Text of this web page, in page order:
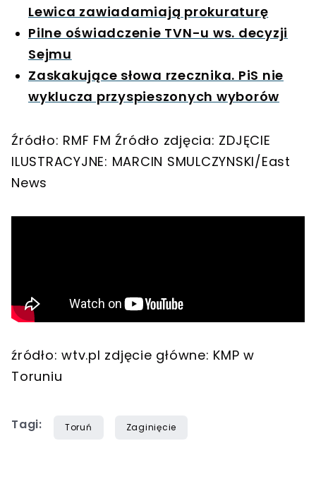
Lewica zawiadamiają prokuraturę
Pilne oświadczenie TVN-u ws. decyzji
Sejmu
Zaskakujące słowa rzecznika. PiS nie
wyklucza przyspieszonych wyborów
Źródło: RMF FM Źródło zdjęcia: ZDJĘCIE
ILUSTRACYJNE: MARCIN SMULCZYNSKI/East
News
źródło: wtv.pl zdjęcie główne: KMP w
Toruniu
Tagi: Toruń Zaginięcie